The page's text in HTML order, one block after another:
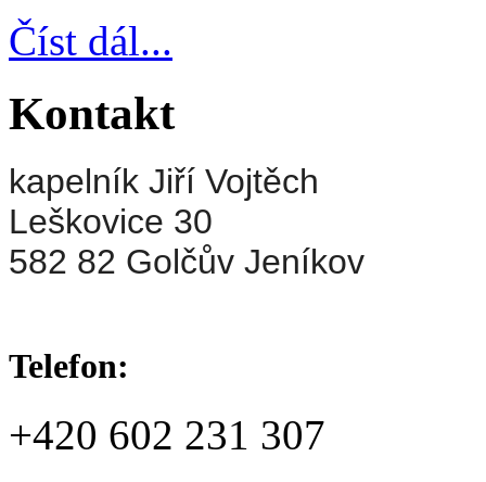
Číst dál...
Kontakt
kapelník Jiří Vojtěch
Leškovice 30
582 82 Golčův Jeníkov
Telefon:
+420 602 231 307